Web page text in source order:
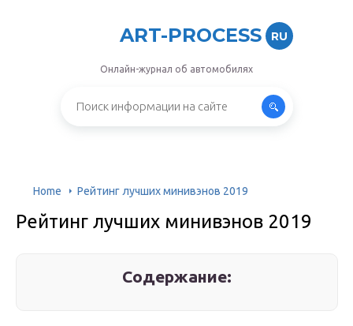
ART-PROCESS RU
Онлайн-журнал об автомобилях
Home Рейтинг лучших минивэнов 2019
Рейтинг лучших минивэнов 2019
Содержание: